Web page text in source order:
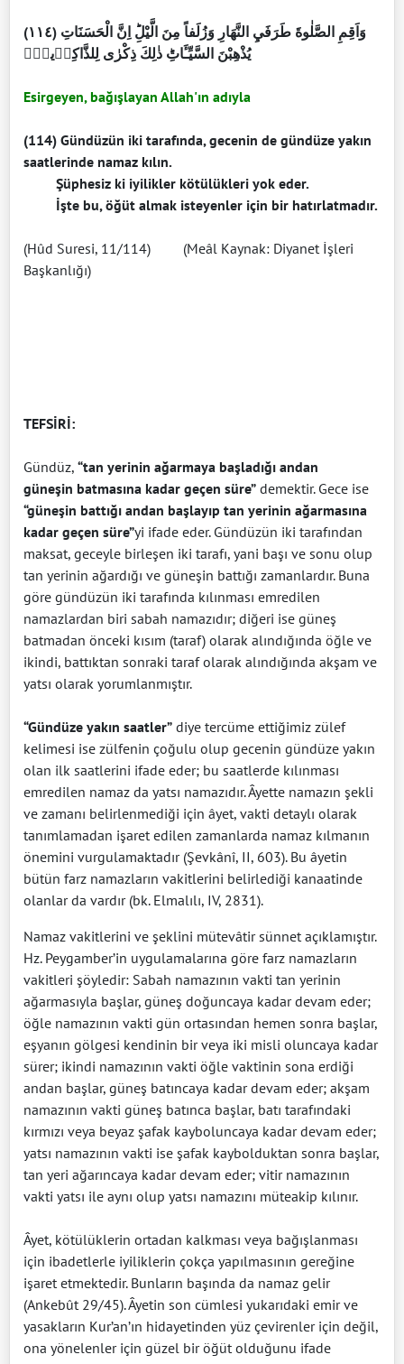
(١١٤) وَاَقِمِ الصَّلٰوةَ طَرَفَيِ النَّهَارِ وَزُلَفاً مِنَ الَّيْلِؕ اِنَّ الْحَسَنَاتِ
يُذْهِبْنَ السَّيِّـَٔاتِؕ ذٰلِكَ ذِكْرٰى لِلذَّاكِرٖينَۚ
Esirgeyen, bağışlayan Allah'ın adıyla
(114) Gündüzün iki tarafında, gecenin de gündüze yakın
saatlerinde namaz kılın.
Şüphesiz ki iyilikler kötülükleri yok eder.
İşte bu, öğüt almak isteyenler için bir hatırlatmadır.
(Hûd Suresi, 11/114) (Meâl Kaynak: Diyanet İşleri
Başkanlığı)
TEFSİRİ:
Gündüz, “tan yerinin ağarmaya başladığı andan
güneşin bat­ma­sına kadar geçen süre” demektir. Gece ise
“güneşin battığı andan başlayıp tan yerinin ağarmasına
kadar geçen süre”yi ifade eder. Gündüzün iki tarafından
maksat, geceyle birleşen iki tarafı, yani başı ve sonu olup
tan yerinin ağardığı ve güneşin battığı zamanlardır. Buna
göre gündüzün iki tarafında kılınması emredilen
namazlardan biri sabah namazıdır; diğeri ise güneş
batmadan önceki kısım (taraf) olarak alındığında öğle ve
ikindi, battıktan sonraki taraf olarak alındığında akşam ve
yatsı olarak yorumlanmıştır.
“Gündüze yakın saatler” diye tercüme ettiğimiz zülef
kelimesi ise zülfenin çoğulu olup gecenin gündüze yakın
olan ilk saatlerini ifade eder; bu saatlerde kılınması
emredilen namaz da yatsı namazıdır. Âyette namazın şekli
ve zamanı belirlenmediği için âyet, vakti detaylı olarak
tanımlamadan işaret edilen zamanlarda namaz kılmanın
önemini vurgulamaktadır (Şevkânî, II, 603). Bu âyetin
bütün farz namazların vakitlerini belirlediği kanaatinde
olanlar da vardır (bk. Elmalılı, IV, 2831).
Namaz vakitlerini ve şeklini mütevâtir sünnet açıklamıştır.
Hz. Peygamber’in uygulamalarına göre farz namazların
vakitleri şöyledir: Sabah namazının vakti tan yerinin
ağarmasıyla başlar, güneş doğuncaya kadar devam eder;
öğle namazının vakti gün ortasından hemen sonra başlar,
eşyanın gölgesi kendinin bir veya iki misli oluncaya kadar
sürer; ikindi namazının vakti öğle vaktinin sona erdiği
andan başlar, güneş batıncaya kadar devam eder; akşam
namazının vakti güneş batınca başlar, batı tarafındaki
kırmızı veya beyaz şafak kayboluncaya kadar devam eder;
yatsı namazının vakti ise şafak kaybolduktan sonra başlar,
tan yeri ağarıncaya kadar devam eder; vitir namazının
vakti yatsı ile aynı olup yatsı namazını müteakip kılınır.
Âyet, kötülüklerin ortadan kalkması veya bağışlanması
için ibadetlerle iyiliklerin çokça yapılmasının gereğine
işaret etmektedir. Bunların başında da namaz gelir
(Ankebût 29/45). Âyetin son cümlesi yukarıdaki emir ve
yasakların Kur’an’ın hidayetinden yüz çevirenler için değil,
ona yönelenler için güzel bir öğüt olduğunu ifade